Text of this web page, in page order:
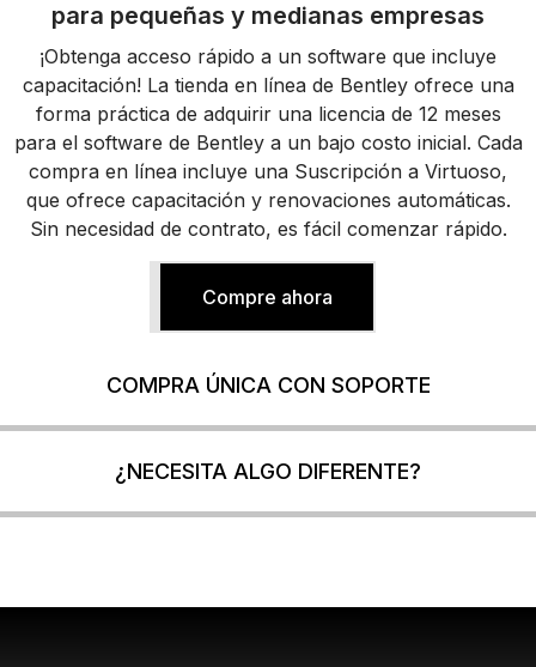
COMPRA ÚNICA CON SOPORTE
¿NECESITA ALGO DIFERENTE?
para pequeñas y medianas empresas
¡Obtenga acceso rápido a un software que incluye
capacitación! La tienda en línea de Bentley ofrece una
forma práctica de adquirir una licencia de 12 meses
para el software de Bentley a un bajo costo inicial. Cada
compra en línea incluye una Suscripción a Virtuoso,
que ofrece capacitación y renovaciones automáticas.
Sin necesidad de contrato, es fácil comenzar rápido.
Compre ahora